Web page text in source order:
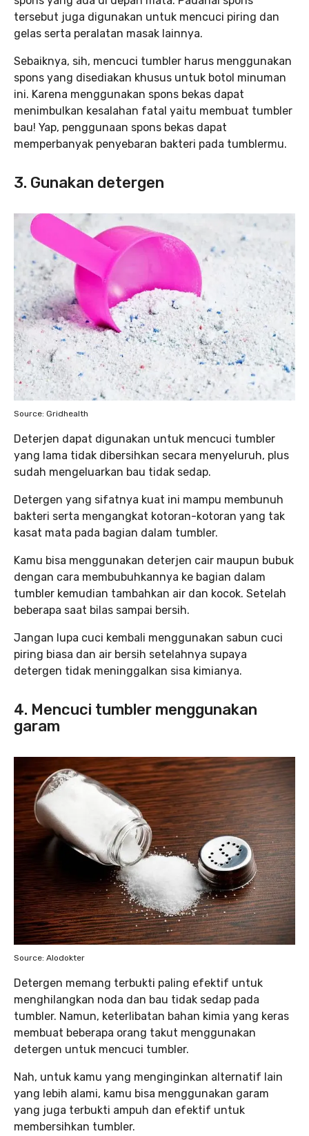
tersebut juga digunakan untuk mencuci piring dan
gelas serta peralatan masak lainnya.
Sebaiknya, sih, mencuci tumbler harus menggunakan
spons yang disediakan khusus untuk botol minuman
ini. Karena menggunakan spons bekas dapat
menimbulkan kesalahan fatal yaitu membuat tumbler
bau! Yap, penggunaan spons bekas dapat
memperbanyak penyebaran bakteri pada tumblermu.
3. Gunakan detergen
Source: Gridhealth
Deterjen dapat digunakan untuk mencuci tumbler
yang lama tidak dibersihkan secara menyeluruh, plus
sudah mengeluarkan bau tidak sedap.
Detergen yang sifatnya kuat ini mampu membunuh
bakteri serta mengangkat kotoran-kotoran yang tak
kasat mata pada bagian dalam tumbler.
Kamu bisa menggunakan deterjen cair maupun bubuk
dengan cara membubuhkannya ke bagian dalam
tumbler kemudian tambahkan air dan kocok. Setelah
beberapa saat bilas sampai bersih.
Jangan lupa cuci kembali menggunakan sabun cuci
piring biasa dan air bersih setelahnya supaya
detergen tidak meninggalkan sisa kimianya.
4. Mencuci tumbler menggunakan
garam
Source: Alodokter
Detergen memang terbukti paling efektif untuk
menghilangkan noda dan bau tidak sedap pada
tumbler. Namun, keterlibatan bahan kimia yang keras
membuat beberapa orang takut menggunakan
detergen untuk mencuci tumbler.
Nah, untuk kamu yang menginginkan alternatif lain
yang lebih alami, kamu bisa menggunakan garam
yang juga terbukti ampuh dan efektif untuk
membersihkan tumbler.